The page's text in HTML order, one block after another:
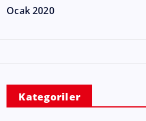
Ocak 2020
Kategoriler